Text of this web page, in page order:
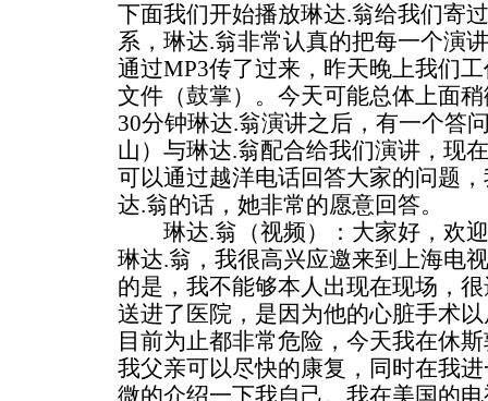
下面我们开始播放琳达.翁给我们寄
系，琳达.翁非常认真的把每一个演
通过MP3传了过来，昨天晚上我们
文件（鼓掌）。今天可能总体上面
30分钟琳达.翁演讲之后，有一个答
山）与琳达.翁配合给我们演讲，现
可以通过越洋电话回答大家的问题
达.翁的话，她非常的愿意回答。
琳达.翁（视频）：大家好，欢迎
琳达.翁，我很高兴应邀来到上海电
的是，我不能够本人出现在现场，
送进了医院，是因为他的心脏手术
目前为止都非常危险，今天我在休
我父亲可以尽快的康复，同时在我
微的介绍一下我自己。我在美国的